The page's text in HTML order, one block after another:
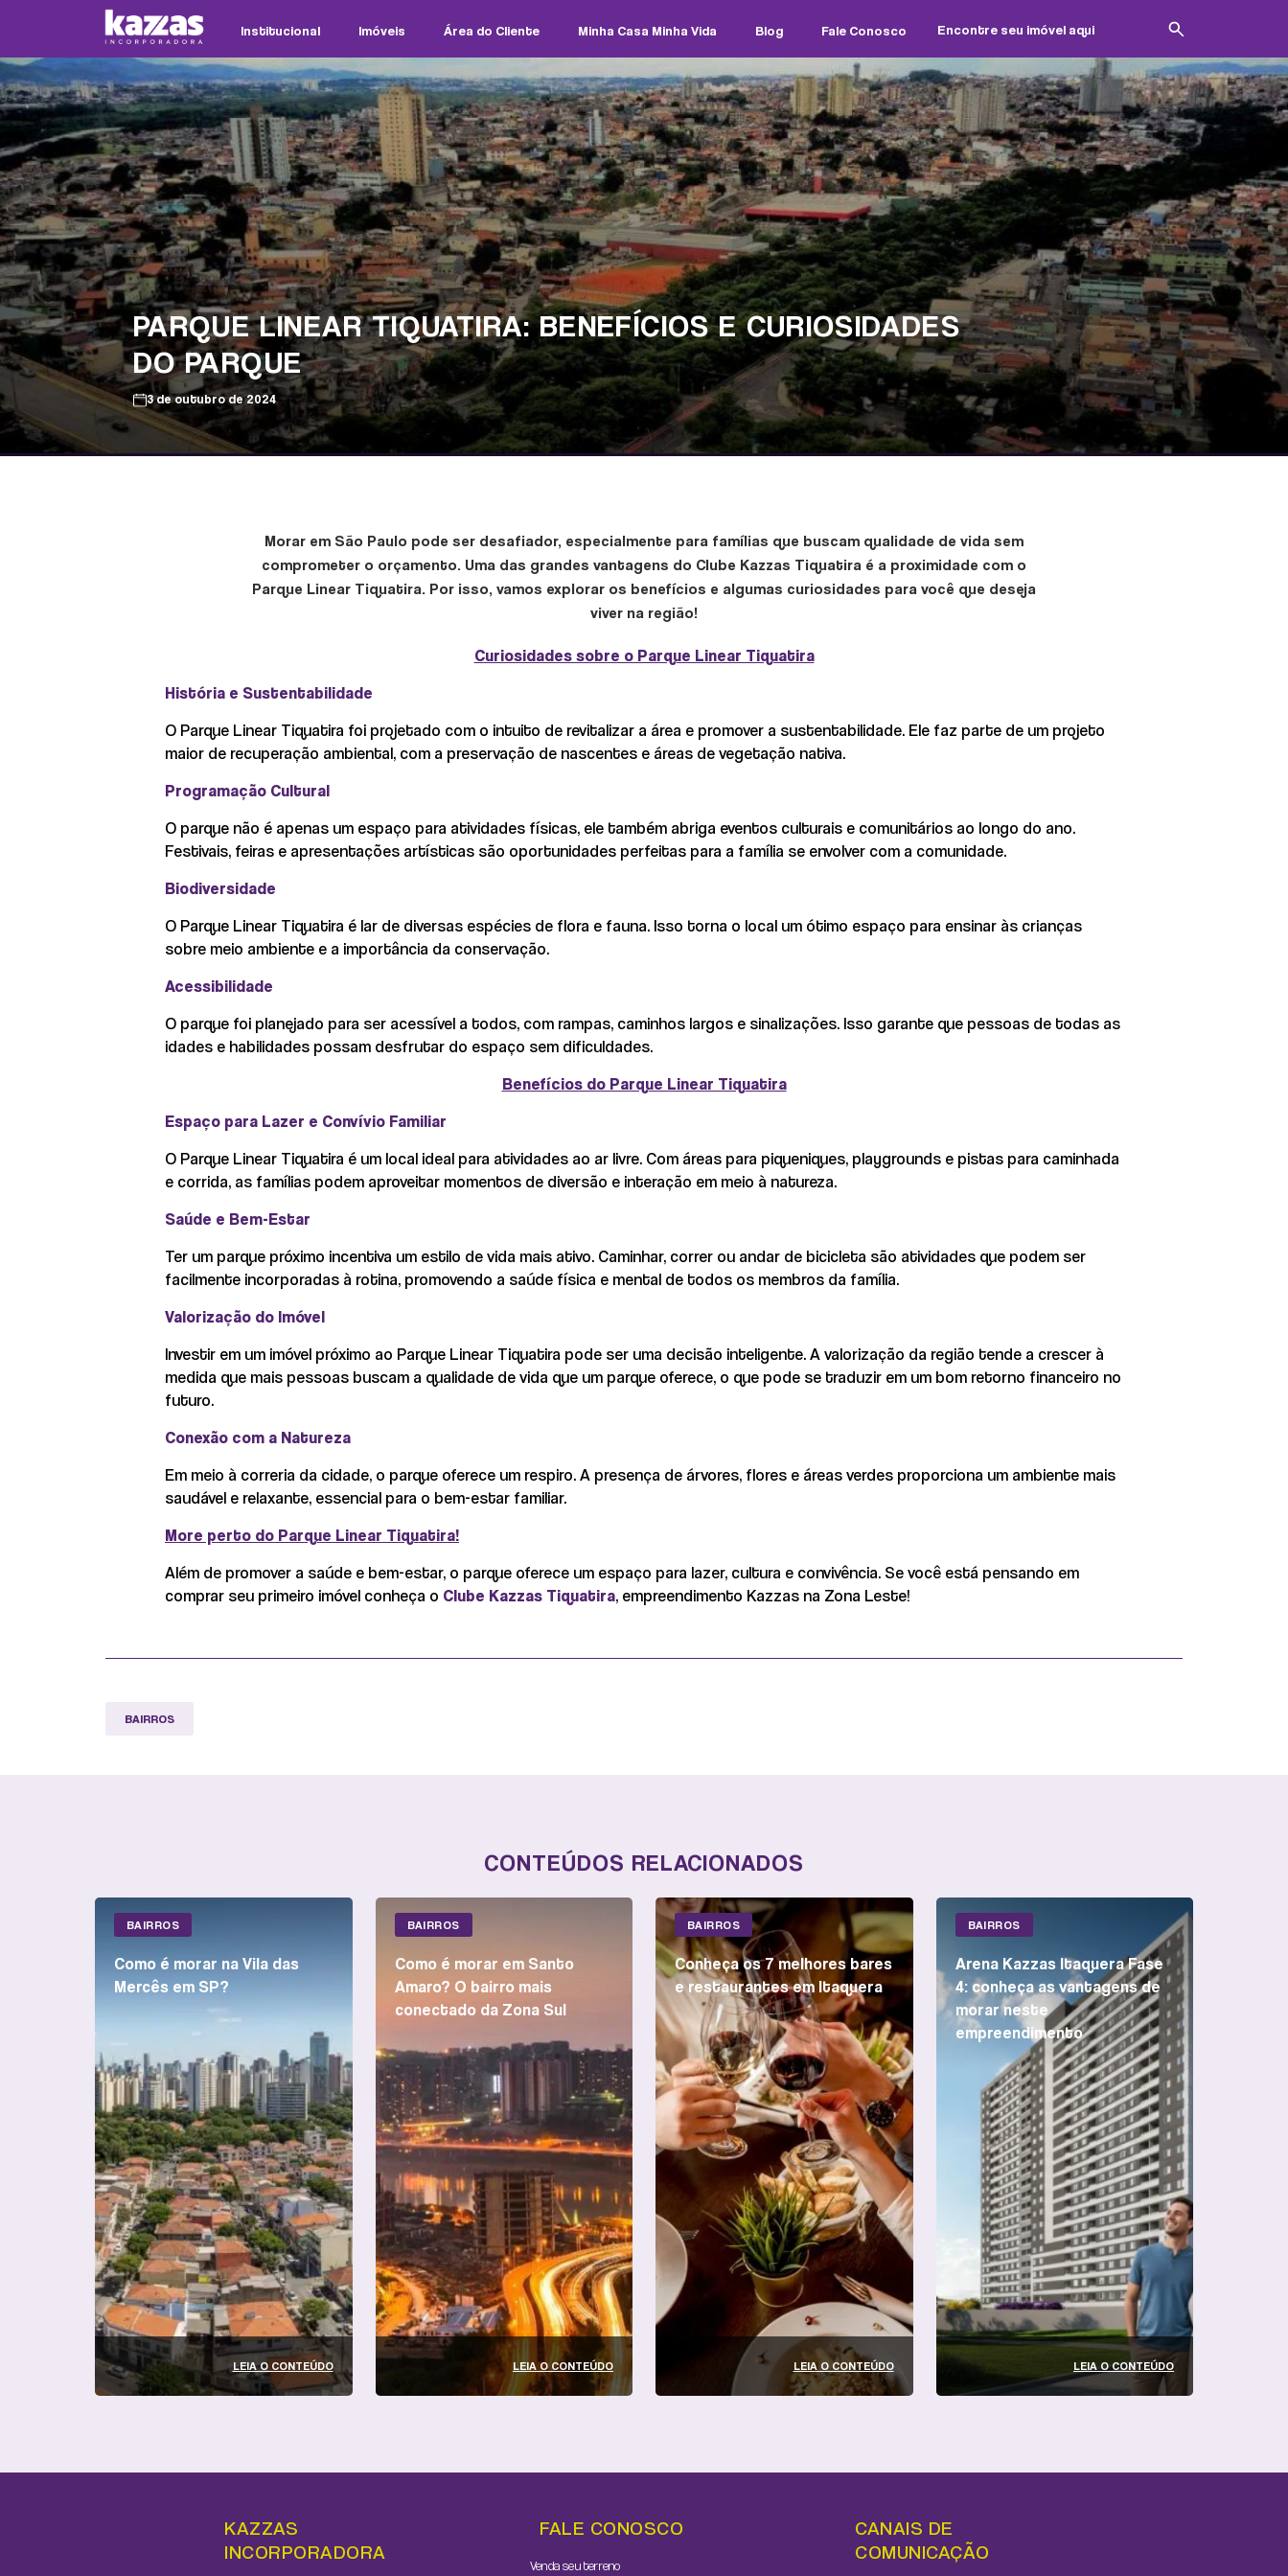
Institucional Imóveis Área do Cliente Minha Casa Minha Vida Blog Fale Conosco
PARQUE LINEAR TIQUATIRA: BENEFÍCIOS E CURIOSIDADES
DO PARQUE
3 de outubro de 2024
Morar em São Paulo pode ser desafiador, especialmente para famílias que buscam qualidade de vida sem
comprometer o orçamento. Uma das grandes vantagens do Clube Kazzas Tiquatira é a proximidade com o
Parque Linear Tiquatira. Por isso, vamos explorar os benefícios e algumas curiosidades para você que deseja
viver na região!
Curiosidades sobre o Parque Linear Tiquatira
História e Sustentabilidade
O Parque Linear Tiquatira foi projetado com o intuito de revitalizar a área e promover a sustentabilidade. Ele faz parte de um projeto
maior de recuperação ambiental, com a preservação de nascentes e áreas de vegetação nativa.
Programação Cultural
O parque não é apenas um espaço para atividades físicas, ele também abriga eventos culturais e comunitários ao longo do ano.
Festivais, feiras e apresentações artísticas são oportunidades perfeitas para a família se envolver com a comunidade.
Biodiversidade
O Parque Linear Tiquatira é lar de diversas espécies de flora e fauna. Isso torna o local um ótimo espaço para ensinar às crianças
sobre meio ambiente e a importância da conservação.
Acessibilidade
O parque foi planejado para ser acessível a todos, com rampas, caminhos largos e sinalizações. Isso garante que pessoas de todas as
idades e habilidades possam desfrutar do espaço sem dificuldades.
Benefícios do Parque Linear Tiquatira
Espaço para Lazer e Convívio Familiar
O Parque Linear Tiquatira é um local ideal para atividades ao ar livre. Com áreas para piqueniques, playgrounds e pistas para caminhada
e corrida, as famílias podem aproveitar momentos de diversão e interação em meio à natureza.
Saúde e Bem-Estar
Ter um parque próximo incentiva um estilo de vida mais ativo. Caminhar, correr ou andar de bicicleta são atividades que podem ser
facilmente incorporadas à rotina, promovendo a saúde física e mental de todos os membros da família.
Valorização do Imóvel
Investir em um imóvel próximo ao Parque Linear Tiquatira pode ser uma decisão inteligente. A valorização da região tende a crescer à
medida que mais pessoas buscam a qualidade de vida que um parque oferece, o que pode se traduzir em um bom retorno financeiro no
futuro.
Conexão com a Natureza
Em meio à correria da cidade, o parque oferece um respiro. A presença de árvores, flores e áreas verdes proporciona um ambiente mais
saudável e relaxante, essencial para o bem-estar familiar.
More perto do Parque Linear Tiquatira!
Além de promover a saúde e bem-estar, o parque oferece um espaço para lazer, cultura e convivência. Se você está pensando em
comprar seu primeiro imóvel conheça o Clube Kazzas Tiquatira, empreendimento Kazzas na Zona Leste!
BAIRROS
CONTEÚDOS RELACIONADOS
BAIRROS
Como é morar na Vila das
Mercês em SP?
LEIA O CONTEÚDO
BAIRROS
Como é morar em Santo
Amaro? O bairro mais
conectado da Zona Sul
LEIA O CONTEÚDO
BAIRROS
Conheça os 7 melhores bares
e restaurantes em Itaquera
LEIA O CONTEÚDO
BAIRROS
Arena Kazzas Itaquera Fase
4: conheça as vantagens de
morar neste
empreendimento
LEIA O CONTEÚDO
KAZZAS
INCORPORADORA
FALE CONOSCO
Venda seu terreno
CANAIS DE
COMUNICAÇÃO